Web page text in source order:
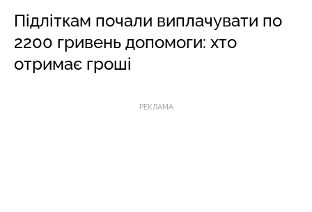
Підліткам почали виплачувати по
2200 гривень допомоги: хто
отримає гроші
РЕКЛАМА